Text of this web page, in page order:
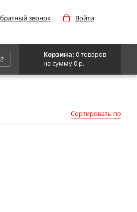
звонок Войти
Корзина: 0 товаров
на сумму 0 р.
Сортировать по